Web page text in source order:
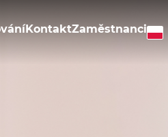
KontaktZaměstnanci